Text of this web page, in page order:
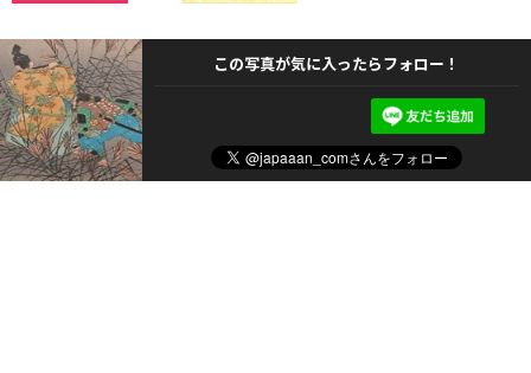
この写真が気に入ったらフォロー！